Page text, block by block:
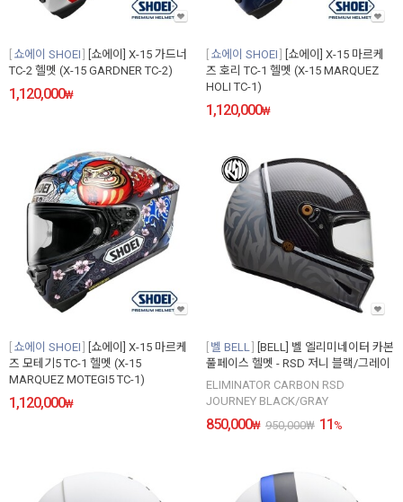
쇼에이 SHOEI
[쇼에이] X-15 가드너
TC-2 헬멧 (X-15 GARDNER TC-2)
1,120,000₩
쇼에이 SHOEI
[쇼에이] X-15 마르케
즈 호리 TC-1 헬멧 (X-15 MARQUEZ
HOLI TC-1)
1,120,000₩
쇼에이 SHOEI
[쇼에이] X-15 마르케
즈 모테기5 TC-1 헬멧 (X-15
MARQUEZ MOTEGI5 TC-1)
1,120,000₩
벨 BELL
[BELL] 벨 엘리미네이터 카본
풀페이스 헬멧 - RSD 저니 블랙/그레이
ELIMINATOR CARBON RSD
JOURNEY BLACK/GRAY
850,000₩ 950,000₩ 11 %